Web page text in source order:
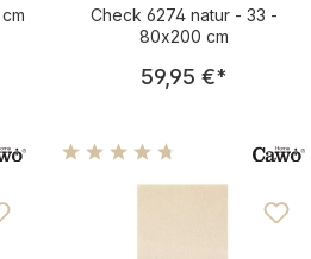
Check 6274 natur - 33 -
80x200 cm
Regulärer
59,95 €*
Durchschnittliche